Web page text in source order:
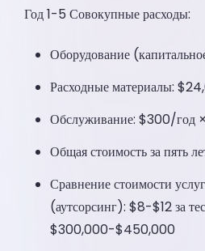
Год 1-5 Совокупные расходы:
Оборудование
Расходные материалы:
Обслуживание: $300/год
Общая стоимость за пять
Сравнение стоимости
(аутсорсинг): $8-$12 за
$300,000-$450,000